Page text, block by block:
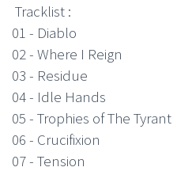
Tracklist :
01 - Diablo
02 - Where I Reign
03 - Residue
04 - Idle Hands
05 - Trophies of The Tyrant
06 - Crucifixion
07 - Tension